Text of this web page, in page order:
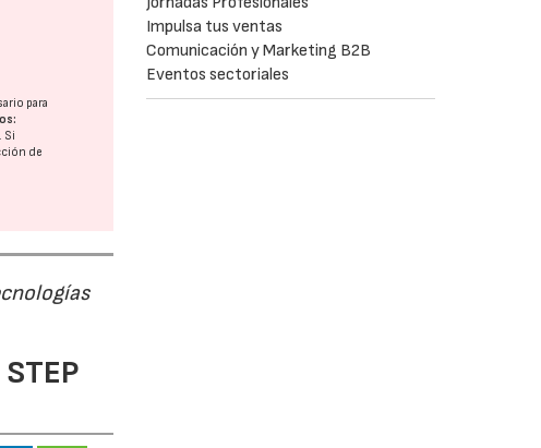
para
. Si
de
Impulsa tus ventas
Comunicación y Marketing B2B
Eventos sectoriales